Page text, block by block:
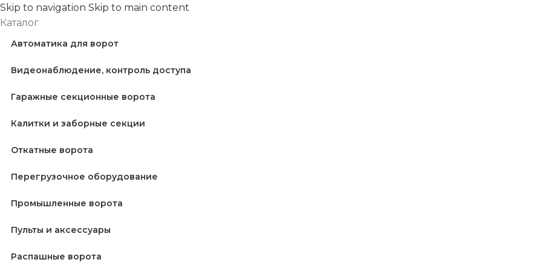
Skip to navigation Skip to main content
Каталог
Автоматика для ворот
Видеонаблюдение, контроль доступа
Гаражные секционные ворота
Калитки и заборные секции
Откатные ворота
Перегрузочное оборудование
Промышленные ворота
Пульты и аксессуары
Распашные ворота